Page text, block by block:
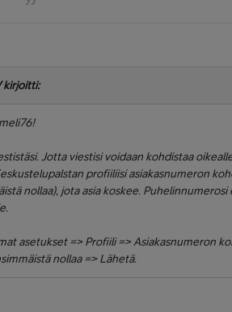
kirjoitti:
Jotta viestisi voidaan kohdistaa
profiiliisi asiakasnumeron
nollaa), jota asia koskee.
asetukset => Profiili => Asiakasnumeron
nollaa => Lähetä.